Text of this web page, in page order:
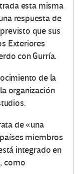
esta misma
respuesta de
que sus
Exteriores
con Gurría.
de la
organización
de «una
miembros
integrado en
como